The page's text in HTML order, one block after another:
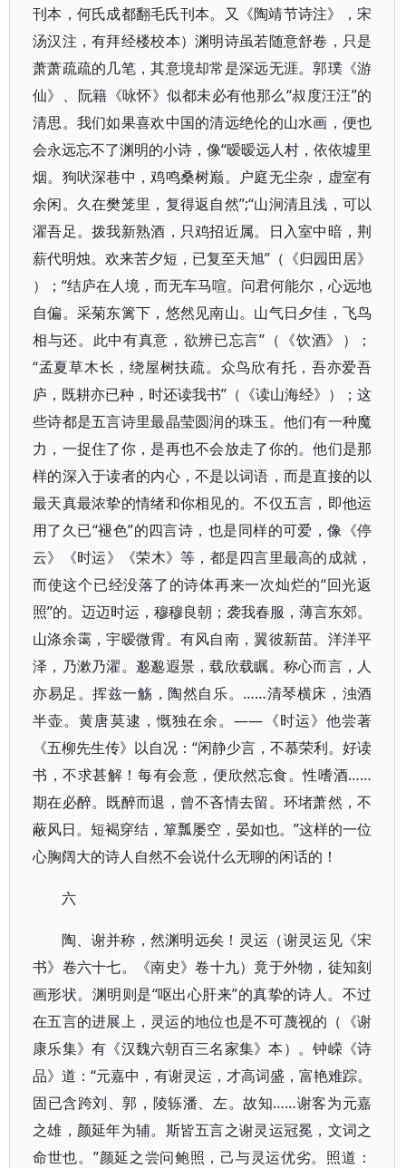
刊本，何氏成都翻毛氏刊本。又《陶靖节诗注》​，宋
汤汉注，有拜经楼校本）渊明诗虽若随意舒卷，只是
萧萧疏疏的几笔，其意境却常是深远无涯。郭璞《游
仙》​、阮籍《咏怀》似都未必有他那么“叔度汪汪”的
清思。我们如果喜欢中国的清远绝伦的山水画，便也
会永远忘不了渊明的小诗，像“暧暧远人村，依依墟里
烟。狗吠深巷中，鸡鸣桑树巅。户庭无尘杂，虚室有
余闲。久在樊笼里，复得返自然”;“山涧清且浅，可以
濯吾足。拨我新熟酒，只鸡招近属。日入室中暗，荆
薪代明烛。欢来苦夕短，已复至天旭”​（​《归园田居》​
）​；​“结庐在人境，而无车马喧。问君何能尔，心远地
自偏。采菊东篱下，悠然见南山。山气日夕佳，飞鸟
相与还。此中有真意，欲辨已忘言”​（​《饮酒》​）​；​
“孟夏草木长，绕屋树扶疏。众鸟欣有托，吾亦爱吾
庐，既耕亦已种，时还读我书”​（​《读山海经》​）​；这
些诗都是五言诗里最晶莹圆润的珠玉。他们有一种魔
力，一捉住了你，是再也不会放走了你的。他们是那
样的深入于读者的内心，不是以词语，而是直接的以
最天真最浓挚的情绪和你相见的。不仅五言，即他运
用了久已“褪色”的四言诗，也是同样的可爱，像《停
云》​《时运》​《荣木》等，都是四言里最高的成就，
而使这个已经没落了的诗体再来一次灿烂的“回光返
照”的。迈迈时运，穆穆良朝；袭我春服，薄言东郊。
山涤余霭，宇暧微霄。有风自南，翼彼新苗。洋洋平
泽，乃漱乃濯。邈邈遐景，载欣载瞩。称心而言，人
亦易足。挥兹一觞，陶然自乐。……清琴横床，浊酒
半壶。黄唐莫逮，慨独在余。——《时运》他尝著
《五柳先生传》以自况：​“闲静少言，不慕荣利。好读
书，不求甚解！每有会意，便欣然忘食。性嗜酒……
期在必醉。既醉而退，曾不吝情去留。环堵萧然，不
蔽风日。短褐穿结，箪瓢屡空，晏如也。​”这样的一位
心胸阔大的诗人自然不会说什么无聊的闲话的！
六
陶、谢并称，然渊明远矣！灵运（谢灵运见《宋
书》卷六十七。​《南史》卷十九）竟于外物，徒知刻
画形状。渊明则是“呕出心肝来”的真挚的诗人。不过
在五言的进展上，灵运的地位也是不可蔑视的（​《谢
康乐集》有《汉魏六朝百三名家集》本）​。钟嵘《诗
品》道：​“元嘉中，有谢灵运，才高词盛，富艳难踪。
固已含跨刘、郭，陵轹潘、左。故知……谢客为元嘉
之雄，颜延年为辅。斯皆五言之谢灵运冠冕，文词之
命世也。​”颜延之尝问鲍照，己与灵运优劣。照道：​